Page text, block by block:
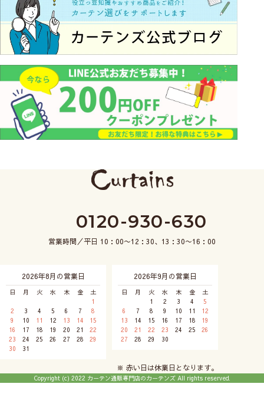
0120-930-630
営業時間／平日 10：00〜12：30、13：30〜16：00
2026年8月の営業日
日 月 火 水 木 金
土
1
2
3 4 5 6 7
8
9
10 11 12 13 14
15
16
17 18 19 20 21
22
23
24 25 26 27 28
29
30
31
2026年9月の営業日
日 月 火 水 木 金
土
1
2 3 4
5
6
7 8 9 10 11
12
13
14 15 16 17 18
19
20
21 22 23 24 25
26
27
28 29 30
※ 赤い日は休業日となります。
Copyright (c) 2022 カーテン通販専門店のカーテンズ All rights reserved.